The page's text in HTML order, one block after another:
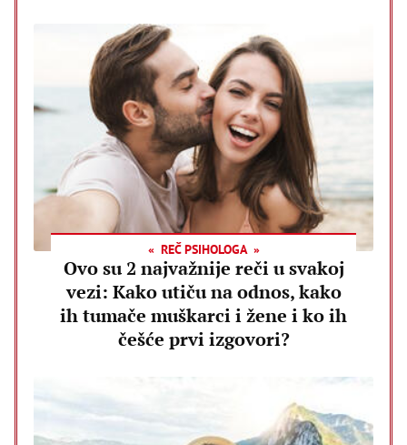
REČ PSIHOLOGA
Ovo su 2 najvažnije reči u svakoj
vezi: Kako utiču na odnos, kako
ih tumače muškarci i žene i ko ih
češće prvi izgovori?